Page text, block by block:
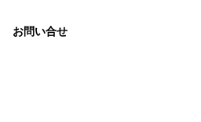
お問い合せ